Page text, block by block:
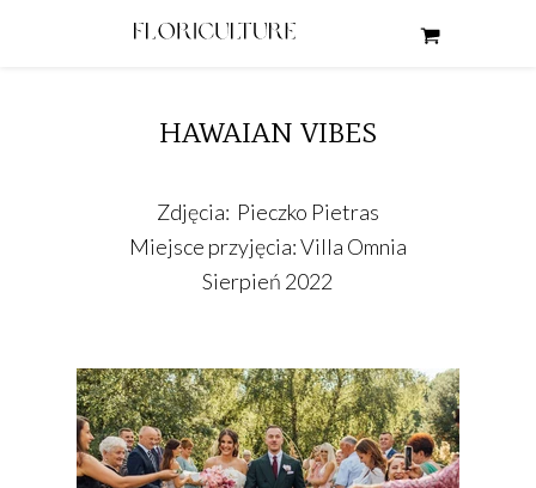
HAWAIAN VIBES
Zdjęcia: Pieczko Pietras
Miejsce przyjęcia: Villa Omnia
Sierpień 2022